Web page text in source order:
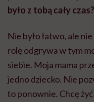
było z tobą cały czas?
Nie było łatwo, ale
rolę odgrywa w tym
siebie. Moja mama
jedno dziecko. Nie
to ponownie. Chcę